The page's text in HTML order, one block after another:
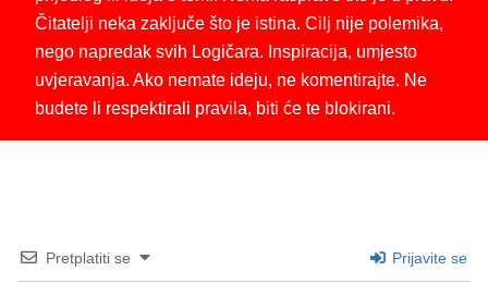
Čitatelji neka zaključe što je istina. Cilj nije polemika,
nego napredak svih Logičara. Inspiracija, umjesto
uvjeravanja. Ako nemate ideju, ne komentirajte. Ne
budete li respektirali pravila, biti će te blokirani.
Pretplatiti se Prijavite se